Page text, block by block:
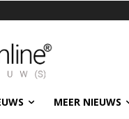
MEER NIEUWS